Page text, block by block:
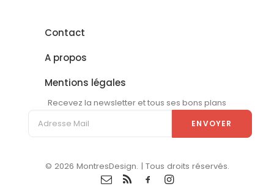
Contact
A propos
Mentions légales
Recevez la newsletter et tous ses bons plans
© 2026 MontresDesign. | Tous droits réservés.